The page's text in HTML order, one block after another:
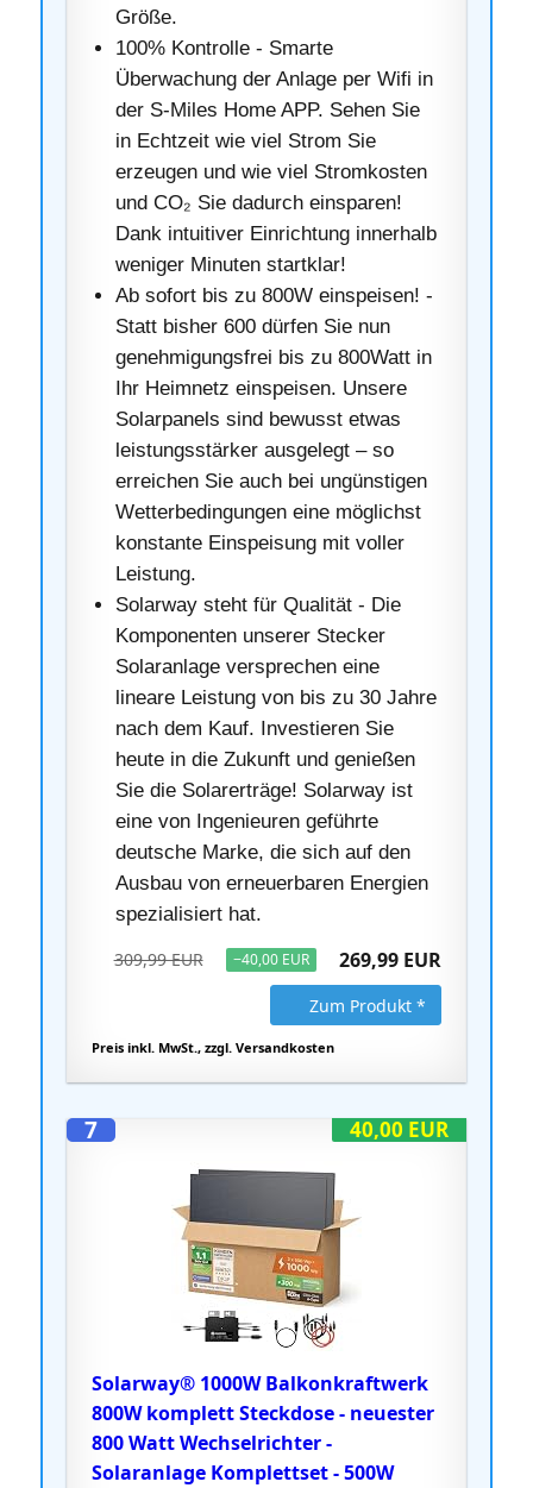
Größe.
100% Kontrolle - Smarte
Überwachung der Anlage per Wifi in
der S-Miles Home APP. Sehen Sie
in Echtzeit wie viel Strom Sie
erzeugen und wie viel Stromkosten
und CO₂ Sie dadurch einsparen!
Dank intuitiver Einrichtung innerhalb
weniger Minuten startklar!
Ab sofort bis zu 800W einspeisen! -
Statt bisher 600 dürfen Sie nun
genehmigungsfrei bis zu 800Watt in
Ihr Heimnetz einspeisen. Unsere
Solarpanels sind bewusst etwas
leistungsstärker ausgelegt – so
erreichen Sie auch bei ungünstigen
Wetterbedingungen eine möglichst
konstante Einspeisung mit voller
Leistung.
Solarway steht für Qualität - Die
Komponenten unserer Stecker
Solaranlage versprechen eine
lineare Leistung von bis zu 30 Jahre
nach dem Kauf. Investieren Sie
heute in die Zukunft und genießen
Sie die Solarerträge! Solarway ist
eine von Ingenieuren geführte
deutsche Marke, die sich auf den
Ausbau von erneuerbaren Energien
spezialisiert hat.
309,99 EUR −40,00 EUR 269,99 EUR
Zum Produkt *
Preis inkl. MwSt., zzgl. Versandkosten
40,00 EUR
7
Solarway® 1000W Balkonkraftwerk
800W komplett Steckdose - neuester
800 Watt Wechselrichter -
Solaranlage Komplettset - 500W